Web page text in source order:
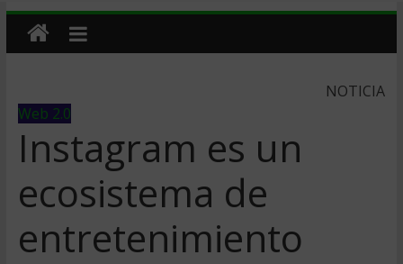
NOTICIA
Web 2.0
Instagram es un
ecosistema de
entretenimiento